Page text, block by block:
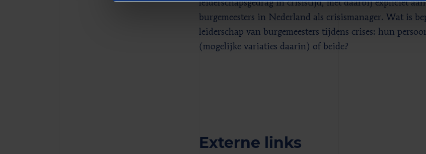
leiderschapsgedrag in crisistijd, met daarbij expliciet
burgemeesters in Nederland als crisismanager. Wat is
leiderschap van burgemeesters tijdens crises: hun
(mogelijke variaties daarin) of beide?
Externe links